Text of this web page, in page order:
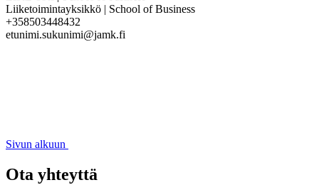
Liiketoimintayksikkö | School of Business
+358503448432
etunimi.sukunimi@jamk.fi
Sivun alkuun
Ota yhteyttä